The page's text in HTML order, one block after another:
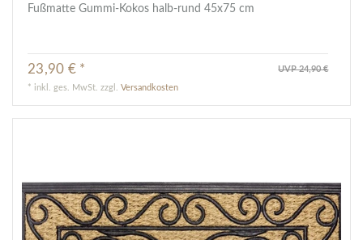
Fußmatte Gummi-Kokos halb-rund 45x75 cm
UVP 24,90 €
23,90 € *
* inkl. ges. MwSt. zzgl.Versandkosten